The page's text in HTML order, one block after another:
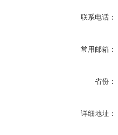
联系电话：
常用邮箱：
省份：
详细地址：